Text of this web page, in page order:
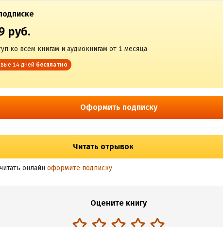
руб.
ко всем книгам и аудиокнигам от 1 месяца
14 дней бесплатно
Оформить подписку
Читать отрывок
онлайн оформите подписку
Оцените книгу